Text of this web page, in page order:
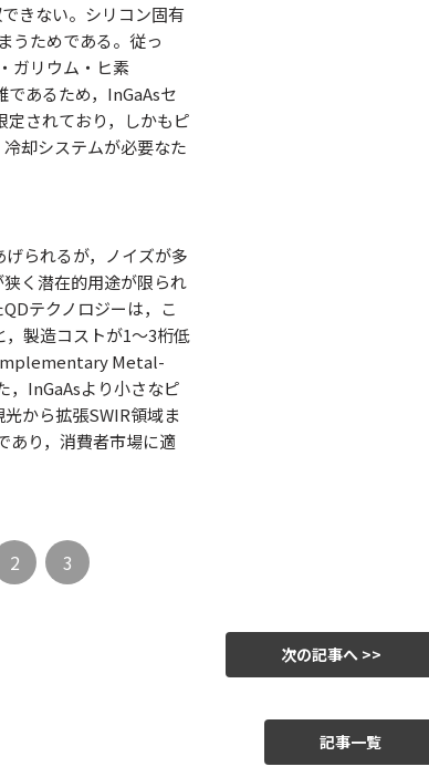
きない。シリコン固有
うためである。従っ
ガリウム・ヒ素
であるため，InGaAsセ
定されており，しかもピ
却システムが必要なた
られるが，ノイズが多
く潜在的用途が限られ
テクノロジーは，こ
製造コストが1～3桁低
Metal-
InGaAsより小さなピ
から拡張SWIR領域ま
あり，消費者市場に適
2 3
次の記事へ >>
記事一覧